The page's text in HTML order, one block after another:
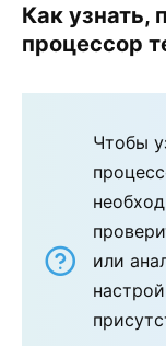
Как узнать,
процессор
Чтобы
или